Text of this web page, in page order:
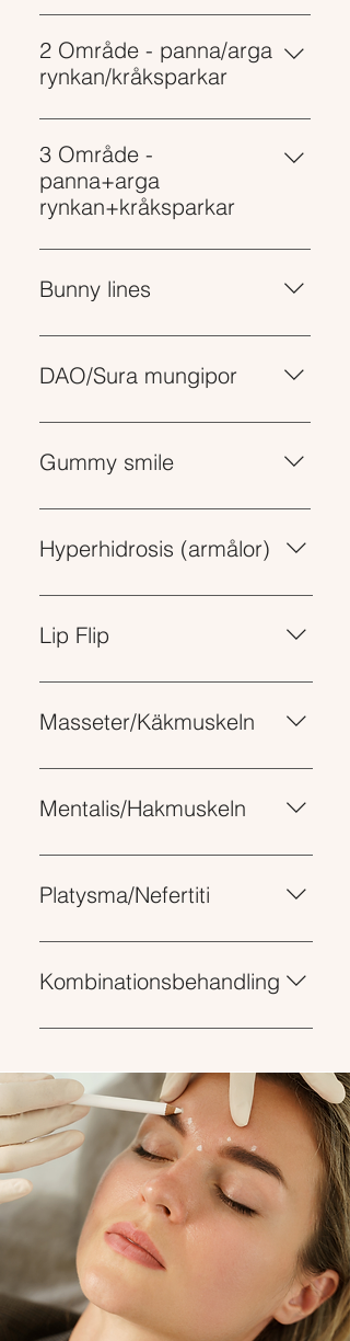
2 300 SEK
2 Område - panna/arga
rynkan/kråksparkar
2 900 SEK
3 Område -
panna+arga
rynkan+kråksparkar
3 500 SEK
Bunny lines
2 000 SEK
DAO/Sura mungipor
2 000 SEK
Gummy smile
2 000 SEK
Hyperhidrosis (armålor)
3 500 SEK
Lip Flip
2 000 SEK
Masseter/Käkmuskeln
3 500 SEK
Mentalis/Hakmuskeln
2 000 SEK
Platysma/Nefertiti
3 500 SEK
Kombinationsbehandling
Vid diverse
botox diskuteras priset på
konsultationen